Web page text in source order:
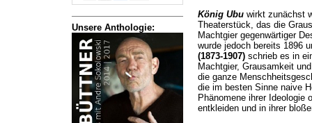
Unsere Anthologie:
König Ubuwirkt zunächst
Theaterstück, das die
Machtgier gegenwärtiger
wurde jedoch bereits 1896
(1873-1907)schrieb es in
Machtgier, Grausamkeit
die ganze
die im besten Sinne naive
Phänomene ihrer Ideologie
entkleiden und in ihrer